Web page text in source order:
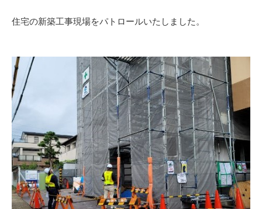
住宅の新築工事現場をパトロールいたしました。